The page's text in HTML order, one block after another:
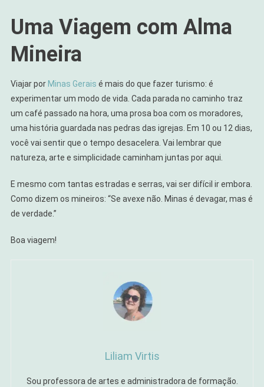
Uma Viagem com Alma
Mineira
Viajar por Minas Gerais é mais do que fazer turismo: é
experimentar um modo de vida. Cada parada no caminho traz
um café passado na hora, uma prosa boa com os moradores,
uma história guardada nas pedras das igrejas. Em 10 ou 12 dias,
você vai sentir que o tempo desacelera. Vai lembrar que
natureza, arte e simplicidade caminham juntas por aqui.
E mesmo com tantas estradas e serras, vai ser difícil ir embora.
Como dizem os mineiros: “Se avexe não. Minas é devagar, mas é
de verdade.”
Boa viagem!
Liliam Virtis
Sou professora de artes e administradora de formação.